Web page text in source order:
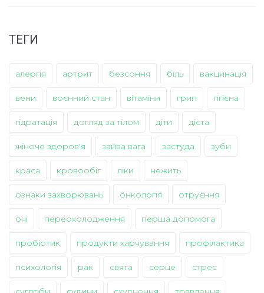
ТЕГИ
алергія артрит безсоння біль вакцинація
вени воєнний стан вітаміни грип гігієна
гідратація догляд за тілом діти дієта
жіноче здоров'я зайва вага застуда зуби
краса кровообіг ліки нежить
ознаки захворювань онкологія отруєння
очі переохолодження перша допомога
пробіотик продукти харчування профілактика
психологія рак свята серце стрес